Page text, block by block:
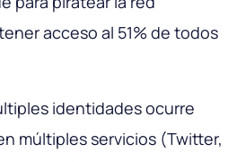
acceso al 51% de todos
identidades ocurre
múltiples servicios (Twitter,